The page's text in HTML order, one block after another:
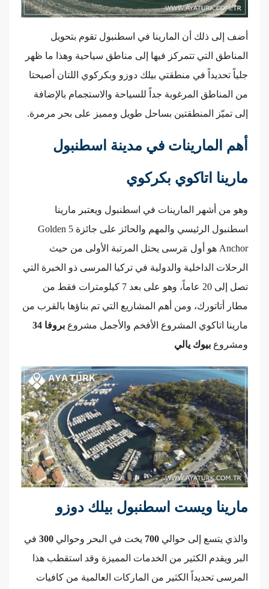
أضف إلى ذلك أن المارينا في اسطنبول تقوم بتحويل
المناطق التي تتمركز فيها إلى مناطق سياحية وهذا ما ظهر
جلياً تحديداً في منطقتي بيلك دوزو وبكركوي اللتان أصبحتا
من المناطق المرغوبة جداً للسياحة والاستجمام بالإضافة
إلى تميّز المنطقتين بساحل طويل ومميز على بحر مرمرة.
أهم المارينات في مدينة اسطنبول
مارينا اتاكوي بكركوي
وهو من أشهر المارينات في اسطنبول ويعتبر مارينا
اسطنبول الرئيسي والمهم والحائز على جائزة 5 Golden
Anchor هو أول مَرسى يحتل المرتبة الأولى من حيث
الرحلات الداخلية والدولية في تركيا المرسى ذو الخبرة التي
تصل إلى 20 عاماً، وهو على بعد 7 كيلومترات فقط من
مطار أتاتورك، ومن أهم المشاريع التي تم بناؤها بالقرب من
مارينا اتاكوي المشروع الأفخم والأجمل مشروع بروفا 34
ومشروع بيوك يالي
مارينا ويست اسطنبول بيلك دوزو
والذي يتسع إلى حوالي 700 يخت في البحر وحوالي 300 في
البر ويقدم الكثير من الخدمات المميزة وقد استقطب هذا
المرسى تحديداً الكثير من الماركات العالمية من كافيات